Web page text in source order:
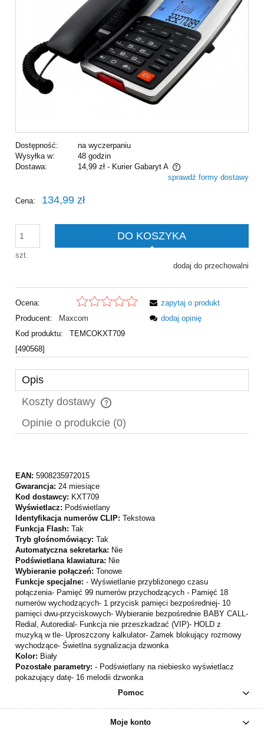
Dostępność:
na wyczerpaniu
Wysyłka w:
48 godzin
Dostawa:
14,99 zł - Kurier Gabaryt A
Cena nie zawiera ewentualnych kosztów płatnościsprawdź formy dostawy
Cena: 134,99 zł
szt.
DO KOSZYKA
dodaj do przechowalni
Ocena:
Producent:
Maxcom
Kod produktu:
TEMCOKXT709
[490568]
zapytaj o produkt
dodaj opinię
Opis
Koszty dostawy
Cena nie zawiera ewentualnych kosztów płatności
Opinie o produkcie (0)
EAN: 5908235972015
Gwarancja: 24 miesiące
Kod dostawcy: KXT709
Wyświetlacz: Podświetlany
Identyfikacja numerów CLIP: Tekstowa
Funkcja Flash: Tak
Tryb głośnomówiący: Tak
Automatyczna sekretarka: Nie
Podświetlana klawiatura: Nie
Wybieranie połączeń: Tonowe
Funkcje specjalne: - Wyświetlanie przybliżonego czasu
połączenia- Pamięć 99 numerów przychodzących - Pamięć 18
numerów wychodzących- 1 przycisk pamięci bezpośredniej- 10
pamięci dwu-przyciskowych- Wybieranie bezpośrednie BABY CALL-
Redial, Autoredial- Funkcja nie przeszkadzać (VIP)- HOLD z
muzyką w tle- Uproszczony kalkulator- Zamek blokujący rozmowy
wychodzące- Świetlna sygnalizacja dzwonka
Kolor: Biały
Pozostałe parametry: - Podświetlany na niebiesko wyświetlacz
pokazujący datę- 16 melodii dzwonka
Pomoc
Moje konto